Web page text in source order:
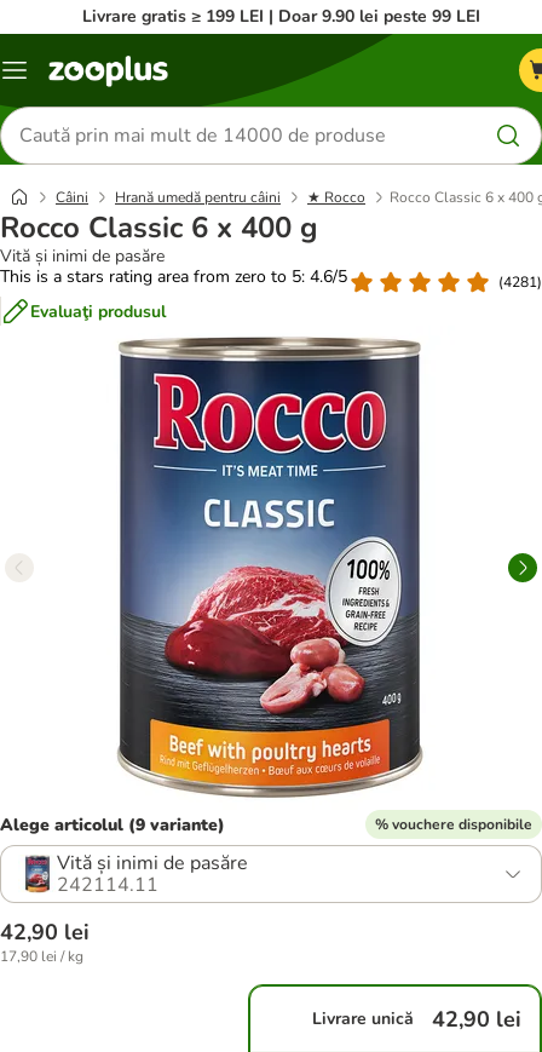
Livrare gratis ≥ 199 LEI | Doar 9.90 lei peste 99 LEI
Categorii
Căutare
produse
Câini Hrană umedă pentru câini ★ Rocco Rocco Classic 6 x 400
Rocco Classic 6 x 400 g
Vită și inimi de pasăre
This is a stars rating area from zero to 5: 4.6/5
(4281)
Evaluaţi produsul
Alege articolul (9 variante) % vouchere disponibile
Vită și inimi de pasăre
242114.11
42,90 lei
17,90 lei / kg
Livrare unică 42,90 lei